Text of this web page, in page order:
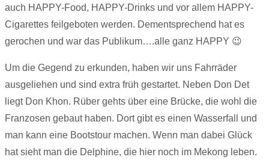
auch HAPPY-Food, HAPPY-Drinks und vor allem HAPPY-
Cigarettes feilgeboten werden. Dementsprechend hat es
gerochen und war das Publikum….alle ganz HAPPY 😉
Um die Gegend zu erkunden, haben wir uns Fahrräder
ausgeliehen und sind extra früh gestartet. Neben Don Det
liegt Don Khon. Rüber gehts über eine Brücke, die wohl die
Franzosen gebaut haben. Dort gibt es einen Wasserfall und
man kann eine Bootstour machen. Wenn man dabei Glück
hat sieht man die Delphine, die hier noch im Mekong leben.